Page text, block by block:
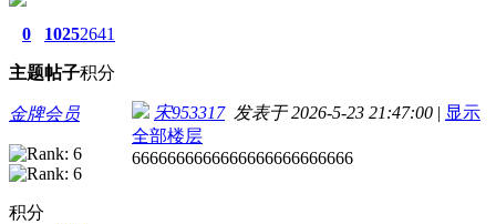
0
主题
1025
帖子
2641
积分
金牌会员
积分
宋953317发表于 2026-5-23 21:47:00 | 显示
全部楼层
6666666666666666666666666